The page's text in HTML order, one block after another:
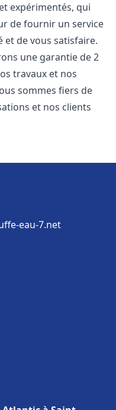
expérimentés, qui
de fournir un service
et de vous satisfaire.
une garantie de 2
travaux et nos
sommes fiers de
et nos clients
eau-7.net